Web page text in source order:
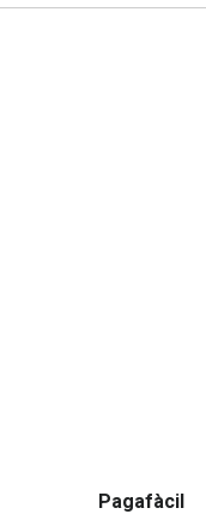
Pagafàcil